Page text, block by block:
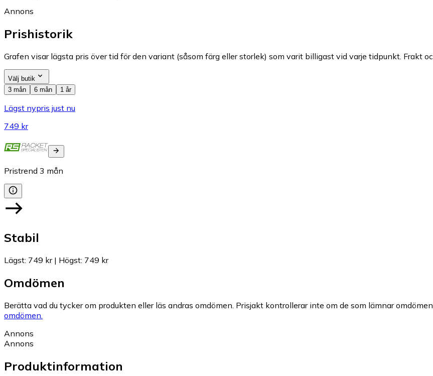
Annons
Prishistorik
Grafen visar lägsta pris över tid för den variant (såsom färg eller storlek) som varit billigast vid varje tidpunkt. Frakt
Välj butik
3 mån
6 mån 1 år
Lägst nypris just nu
749 kr
Pristrend 3 mån
Stabil
Lägst: 749 kr| Högst: 749 kr
Omdömen
Berätta vad du tycker om produkten eller läs andras omdömen. Prisjakt kontrollerar inte om de som lämnar
omdömen.
Annons
Annons
Produktinformation